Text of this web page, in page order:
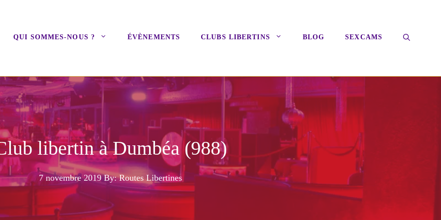
QUI SOMMES-NOUS ? ÉVÈNEMENTS CLUBS LIBERTINS BLOG SEXCAMS
libertin à Dumbéa (988)
7 novembre 2019 By: Routes Libertines